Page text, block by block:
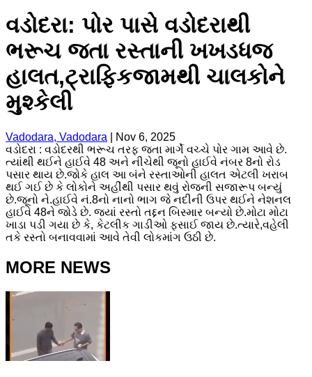
વડોદરા: પોર પાસે વડોદરાથી
ભરૂચ જતા રસ્તાની ખખડધજ
હાલત,ટ્રાફિકજામથી ચાલકોને
મુશ્કેલી
Vadodara, Vadodara
Nov 6, 2025
વડોદરા : વડોદરથી ભરૂચ તરફ જતા માર્ગે વચ્ચે પોર ગામ આવે છે.
ત્યાંથી થઈને હાઈવે 48 અને નીચેથી જૂનો હાઈવે નંબર 8નો રોડ
પસાર થાય છે.જોકે હાલ આ બંને રસ્તાઓની હાલત એટલી ખરાબ
થઈ ગઈ છે કે લોકોને અહીંથી પસાર થવું રોજની સજારૂપ બન્યું
છે.જૂનો ને.હાઈવે નં.8નો નાનો ભાગ જે નદીની ઉપર થઈને નેશનલ
હાઈવે 48ને જોડે છે. જ્યાં રસ્તો તદ્દન બિસ્માર બન્યો છે.મોટા મોટા
ખાડા પડી ગયા છે કે, કેટલીક ગાડીઓ ફસાઈ જાય છે.ત્યારે,વહેલી
તકે રસ્તો બનાવવામાં આવે તેવી લોકમાંગ ઉઠી છે.
MORE NEWS